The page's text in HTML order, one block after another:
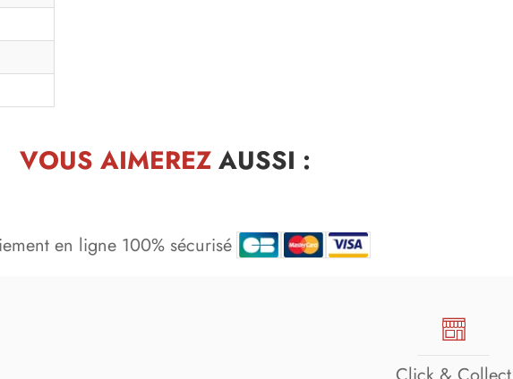
VOUS AIMEREZAUSSI :
en ligne 100% sécurisé